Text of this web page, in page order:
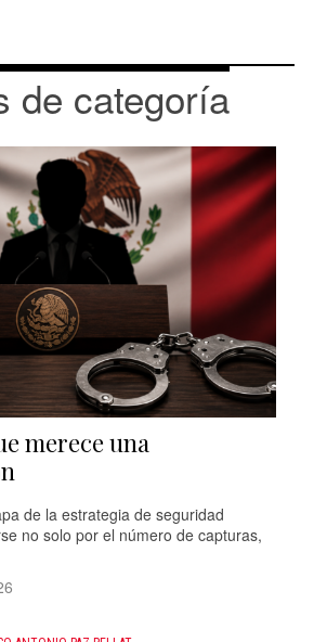
de categoría
merece una
de la estrategia de seguridad
no solo por el número de capturas,